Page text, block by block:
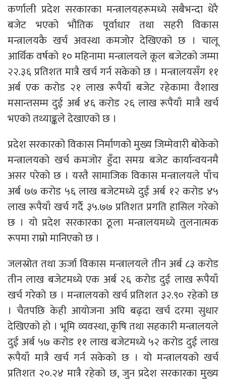
कर्णाली प्रदेश सरकारका मन्त्रालयहरूमध्ये सबैभन्दा धेरै
बजेट भएको भौतिक पूर्वाधार तथा सहरी विकास
मन्त्रालयकै खर्च अवस्था कमजोर देखिएको छ । चालू
आर्थिक वर्षको १० महिनामा मन्त्रालयले कूल बजेटको जम्मा
२२.३६ प्रतिशत मात्रै खर्च गर्न सकेको छ । मन्त्रालयसँग ११
अर्ब एक करोड २१ लाख रूपैयाँ बजेट रहेकामा वैशाख
मसान्तसम्म दुई अर्ब ४६ करोड २६ लाख रूपैयाँ मात्रै खर्च
भएको तथ्याङ्कले देखाएको छ ।
प्रदेश सरकारको विकास निर्माणको मुख्य जिम्मेवारी बोकेको
मन्त्रालयको खर्च कमजोर हुँदा समग्र बजेट कार्यान्वयनमै
असर परेको छ । यस्तै सामाजिक विकास मन्त्रालयले पाँच
अर्ब ७७ करोड ५६ लाख बजेटमध्ये दुई अर्ब १२ करोड ४५
लाख रूपैयाँ खर्च गर्दै ३५.७७ प्रतिशत प्रगति हासिल गरेको
छ । यो प्रदेश सरकारका ठूला मन्त्रालयमध्ये तुलनात्मक
रूपमा राम्रो मानिएको छ ।
जलस्रोत तथा ऊर्जा विकास मन्त्रालयले तीन अर्ब ८३ करोड
तीन लाख बजेटमध्ये एक अर्ब २६ करोड दुई लाख रूपैयाँ
खर्च गरेको छ । मन्त्रालयको खर्च प्रतिशत ३२.९० रहेको छ
। चैतपछि केही आयोजना अघि बढ्दा खर्च दरमा सुधार
देखिएको हो । भूमि व्यवस्था, कृषि तथा सहकारी मन्त्रालयले
दुई अर्ब ५७ करोड ११ लाख बजेटमध्ये ५२ करोड दुई लाख
रूपैयाँ मात्रै खर्च गर्न सकेको छ । यो मन्त्रालयको खर्च
प्रतिशत २०.२४ मात्रै रहेको छ, जुन प्रदेश सरकारका मुख्य